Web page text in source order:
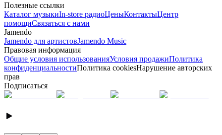
Полезные ссылки
Каталог музыкиIn-store радиоЦеныКонтактыЦентр
помощиСвязаться с нами
Jamendo
Jamendo для артистовJamendo Music
Правовая информация
Общие условия использованияУсловия продажиПолитика
конфиденциальностиПолитика cookiesНарушение авторских
прав
Подписаться